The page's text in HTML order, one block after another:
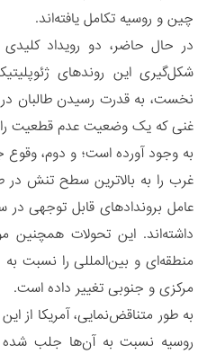
چین و روسیه تکامل یافته‌اند.
در حال حاضر، دو رویداد
شکل‌گیری این روندهای
نخست، به قدرت رسیدن طالبان
غنی که یک وضعیت عدم قطعیت را
به وجود آورده است؛ و دوم، وقوع
غرب را به بالاترین سطح تنش
عامل بروندادهای قابل توجهی در
داشته‌اند. این تحولات
منطقه‌ای و بین‌المللی را نسبت
مرکزی و جنوبی تغییر داده است.
به طور متناقض‌نمایی، آمریکا از
روسیه نسبت به آن‌ها جلب شده